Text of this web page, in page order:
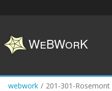
content
webwork / 201-301-Rosemont